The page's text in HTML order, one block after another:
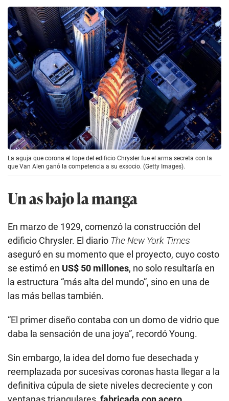
La aguja que corona el tope del edificio Chrysler fue el arma secreta con la
que Van Alen ganó la competencia a su exsocio. (Getty Images).
Un as bajo la manga
En marzo de 1929, comenzó la construcción del
edificio Chrysler. El diario The New York Times
aseguró en su momento que el proyecto, cuyo costo
se estimó en US$ 50 millones, no solo resultaría en
la estructura “más alta del mundo”, sino en una de
las más bellas también.
“El primer diseño contaba con un domo de vidrio que
daba la sensación de una joya”, recordó Young.
Sin embargo, la idea del domo fue desechada y
reemplazada por sucesivas coronas hasta llegar a la
definitiva cúpula de siete niveles decreciente y con